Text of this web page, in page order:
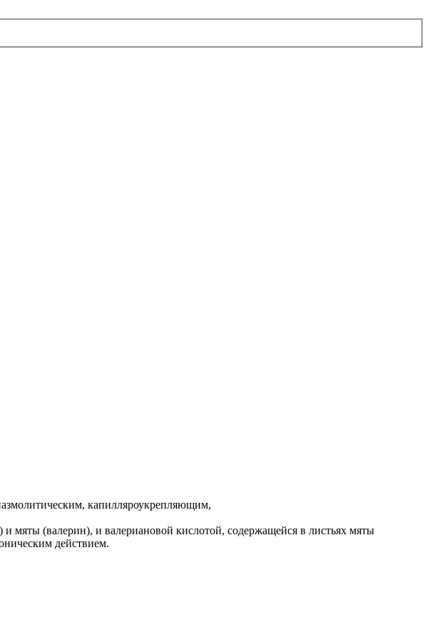
капилляроукрепляющим,
мяты (валерин), и валериановой кислотой, содержащейся в листьях мяты
действием.